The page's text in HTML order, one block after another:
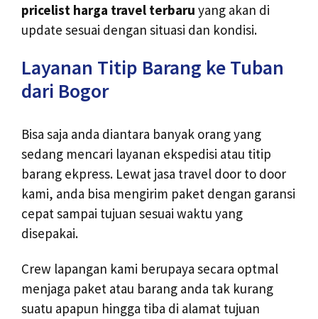
pricelist harga travel terbaru yang akan di
update sesuai dengan situasi dan kondisi.
Layanan Titip Barang ke Tuban
dari Bogor
Bisa saja anda diantara banyak orang yang
sedang mencari layanan ekspedisi atau titip
barang ekpress. Lewat jasa travel door to door
kami, anda bisa mengirim paket dengan garansi
cepat sampai tujuan sesuai waktu yang
disepakai.
Crew lapangan kami berupaya secara optmal
menjaga paket atau barang anda tak kurang
suatu apapun hingga tiba di alamat tujuan